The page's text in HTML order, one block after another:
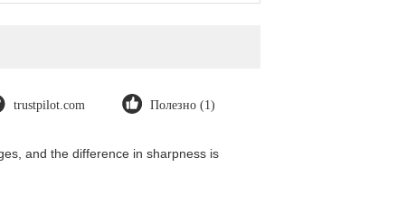
trustpilot.com Полезно (1)
and the difference in sharpness is